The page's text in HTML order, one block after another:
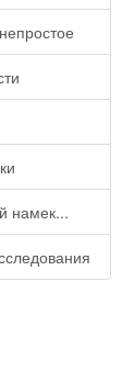
намек...